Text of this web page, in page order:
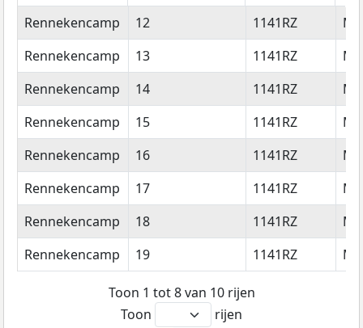
Straatnaam
Huisnummer Postcode
Rennekencamp 12 1141RZ
Rennekencamp
13 1141RZ
Rennekencamp
14 1141RZ
Rennekencamp
15 1141RZ
Rennekencamp
16 1141RZ
Rennekencamp
17 1141RZ
Rennekencamp
18 1141RZ
Rennekencamp
19 1141RZ
Toon 1 tot 8 van 10 rijen
Toon
rijen